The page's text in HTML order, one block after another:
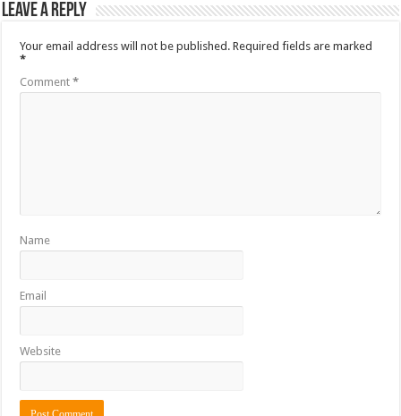
Leave a Reply
Your email address will not be published. Required fields are marked
*
Comment*
Name
Email
Website